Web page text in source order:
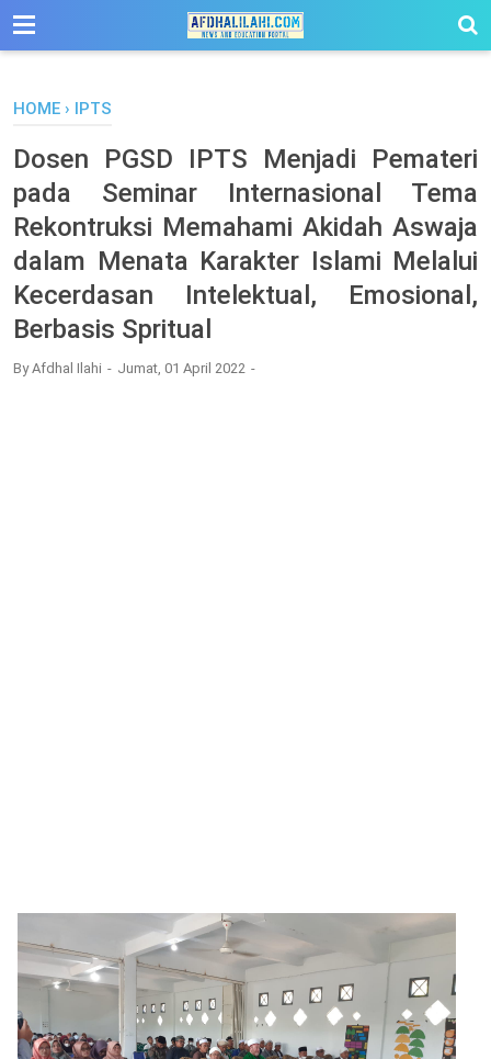
-->
HOME › IPTS
Dosen PGSD IPTS Menjadi Pemateri
pada Seminar Internasional Tema
Rekontruksi Memahami Akidah Aswaja
dalam Menata Karakter Islami Melalui
Kecerdasan Intelektual, Emosional,
Berbasis Spritual
ByAfdhal Ilahi Jumat, 01 April 2022